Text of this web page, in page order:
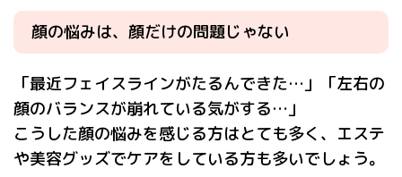
顔の悩みは、顔だけの問題じゃない
「最近フェイスラインがたるんできた…」「左右の
顔のバランスが崩れている気がする…」
こうした顔の悩みを感じる方はとても多く、エステ
や美容グッズでケアをしている方も多いでしょう。